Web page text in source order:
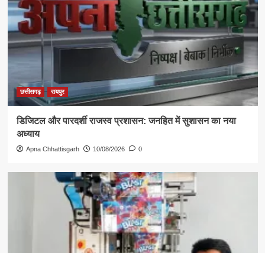
छत्तीसगढ़ रायपुर
डिजिटल और पारदर्शी राजस्व प्रशासन: जनहित में सुशासन का नया
अध्याय
Apna Chhattisgarh 10/08/2026 0